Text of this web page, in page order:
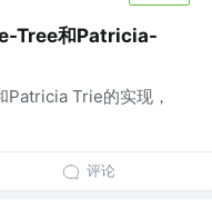
Tree和Patricia-
Trie的实现，
评论